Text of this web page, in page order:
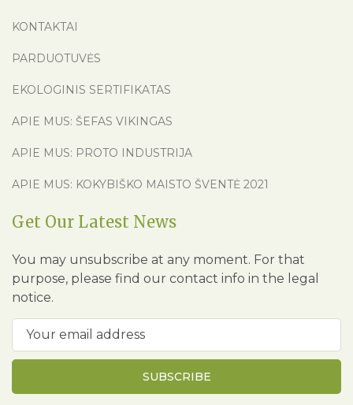
KONTAKTAI
PARDUOTUVĖS
EKOLOGINIS SERTIFIKATAS
APIE MUS: ŠEFAS VIKINGAS
APIE MUS: PROTO INDUSTRIJA
APIE MUS: KOKYBIŠKO MAISTO ŠVENTĖ 2021
Get Our Latest News
You may unsubscribe at any moment. For that
purpose, please find our contact info in the legal
notice.
SUBSCRIBE